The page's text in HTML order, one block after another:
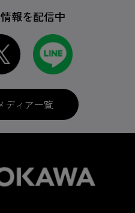
報を配信中
ディア一覧